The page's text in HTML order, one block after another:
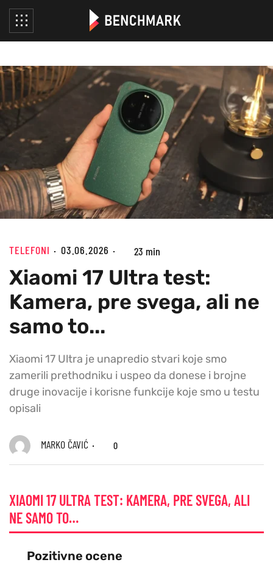
TELEFONI 03.06.2026 23 min
Xiaomi 17 Ultra test:
Kamera, pre svega, ali ne
samo to...
Xiaomi 17 Ultra je unapredio stvari koje smo
zamerili prethodniku i uspeo da donese i brojne
druge inovacije i korisne funkcije koje smo u testu
opisali
MARKO ČAVIĆ 0
XIAOMI 17 ULTRA TEST: KAMERA, PRE SVEGA, ALI
NE SAMO TO…
Pozitivne ocene